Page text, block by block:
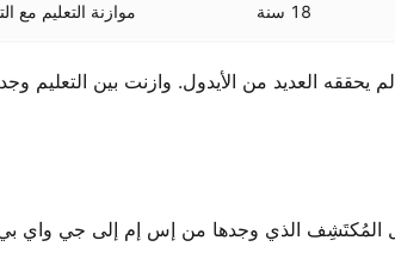
18 سنة موازنة التعليم مع
يحققه العديد من الأيدول. وازنت بين التعليم
المُكتَشِف الذي وجدها من إس إم إلى جي واي بي